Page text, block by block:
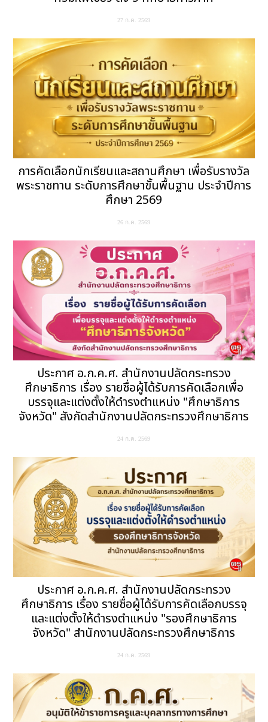
27 ก.ค. 2569
การคัดเลือกนักเรียนและสถานศึกษา เพื่อรับรางวัล
พระราชทาน ระดับการศึกษาขั้นพื้นฐาน ประจำปีการ
ศึกษา 2569
26 ก.ค. 2569
ประกาศ อ.ก.ค.ศ. สำนักงานปลัดกระทรวง
ศึกษาธิการ เรื่อง รายชื่อผู้ได้รับการคัดเลือกเพื่อ
บรรจุและแต่งตั้งให้ดำรงตำแหน่ง "ศึกษาธิการ
จังหวัด" สังกัดสำนักงานปลัดกระทรวงศึกษาธิการ
24 ก.ค. 2569
ประกาศ อ.ก.ค.ศ. สำนักงานปลัดกระทรวง
ศึกษาธิการ เรื่อง รายชื่อผู้ได้รับการคัดเลือกบรรจุ
และแต่งตั้งให้ดำรงตำแหน่ง "รองศึกษาธิการ
จังหวัด" สำนักงานปลัดกระทรวงศึกษาธิการ
24 ก.ค. 2569